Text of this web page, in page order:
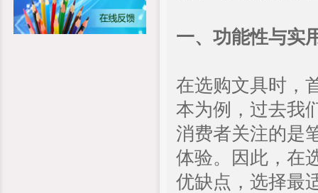
一、功能性与实
在选购文具时，
本为例，过去我
消费者关注的是
体验。因此，在
优缺点，选择最